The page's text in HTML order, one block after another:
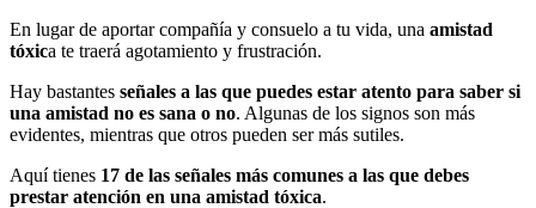
En lugar de aportar compañía y consuelo a tu vida, una amistad
tóxica te traerá agotamiento y frustración.
Hay bastantes señales a las que puedes estar atento para saber si
una amistad no es sana o no. Algunas de los signos son más
evidentes, mientras que otros pueden ser más sutiles.
Aquí tienes 17 de las señales más comunes a las que debes
prestar atención en una amistad tóxica.